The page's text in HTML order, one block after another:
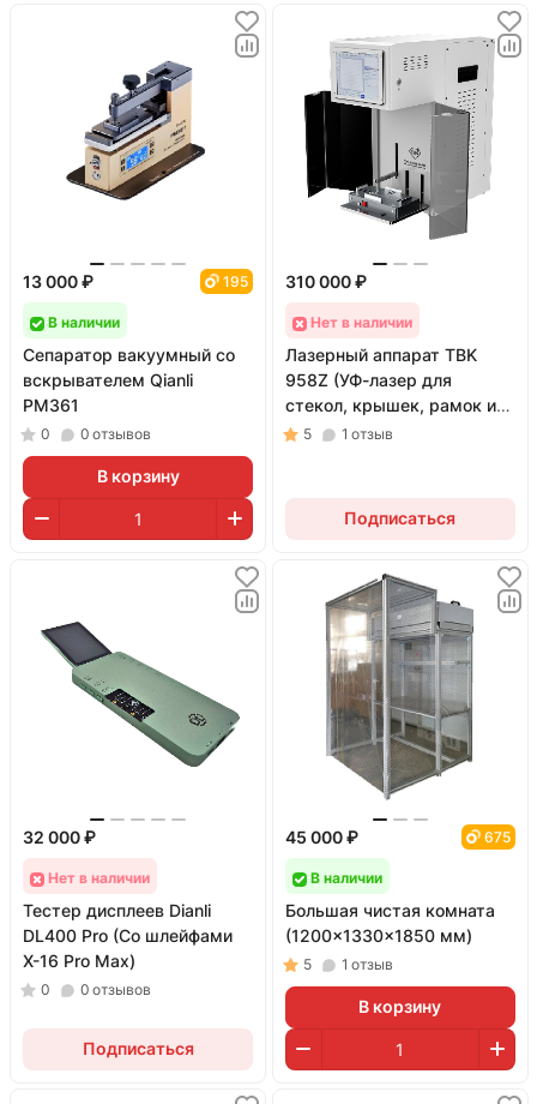
13 000 ₽ 195
В наличии
Сепаратор вакуумный со
вскрывателем Qianli
PM361
0 0 отзывов
В корзину
310 000 ₽
Нет в наличии
Лазерный аппарат TBK
958Z (УФ-лазер для
стекол, крышек, рамок и
гравировки; 5 Вт)
5 1 отзыв
Подписаться
32 000 ₽
Нет в наличии
Тестер дисплеев Dianli
DL400 Pro (Со шлейфами
X-16 Pro Max)
0 0 отзывов
Подписаться
45 000 ₽ 675
В наличии
Большая чистая комната
(1200x1330x1850 мм)
5 1 отзыв
В корзину